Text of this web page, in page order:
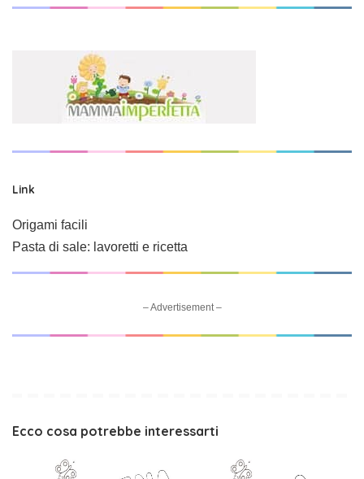
Link
Origami facili
Pasta di sale: lavoretti e ricetta
– Advertisement –
Ecco cosa potrebbe interessarti